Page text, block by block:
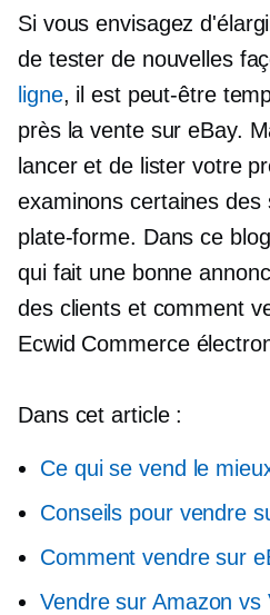
Si vous envisagez
de tester de nouvelles
ligne, il est peut-être
près la vente sur eBay.
lancer et de lister votre
examinons certaines des
plate-forme. Dans ce
qui fait une bonne
des clients et comment
Ecwid Commerce
Dans cet article :
Ce qui se vend le
Conseils pour vendre
Comment vendre sur
Vendre sur Amazon vs